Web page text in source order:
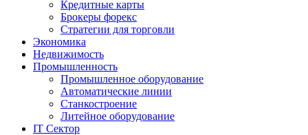
Кредитные карты
Брокеры форекс
Стратегии для торговли
Экономика
Недвижимость
Промышленность
Промышленное оборудование
Автоматические линии
Станкостроение
Литейное оборудование
IT Сектор